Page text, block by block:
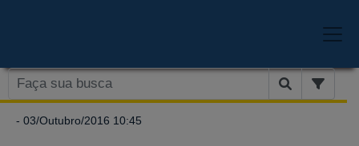
- 03/Outubro/2016 10:45